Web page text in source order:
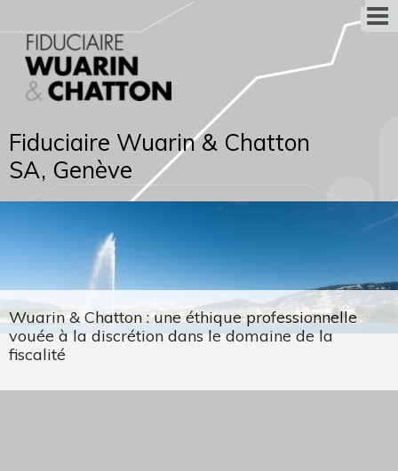
Fiduciaire Wuarin & Chatton
SA, Genève
Wuarin & Chatton : une éthique professionnelle
vouée à la discrétion dans le domaine de la
fiscalité